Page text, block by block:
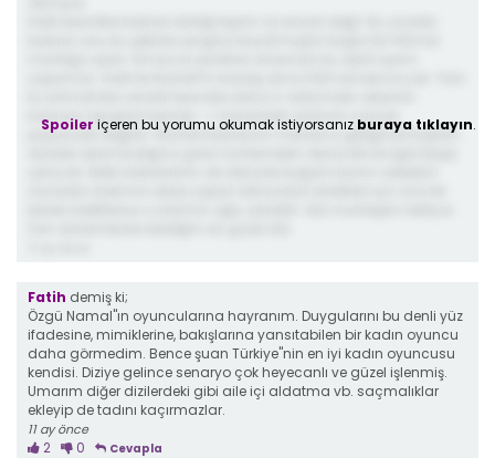
karısıyla öpüştürmesinler. + mezardaki adamın soyadı
paşazade değildi. Nüzhet babasının mezarına gittiğinde kaptan
Spoiler içeren bu yorumu okumak istiyorsanız buraya tıklayın.
Fatih demiş ki;
Özgü Namal"ın oyuncularına hayranım. Duygularını bu denli yüz
ifadesine, mimiklerine, bakışlarına yansıtabilen bir kadın oyuncu
daha görmedim. Bence şuan Türkiye"nin en iyi kadın oyuncusu
kendisi. Diziye gelince senaryo çok heyecanlı ve güzel işlenmiş.
Umarım diğer dizilerdeki gibi aile içi aldatma vb. saçmalıklar
ekleyip de tadını kaçırmazlar.
11 ay önce
2 0 Cevapla